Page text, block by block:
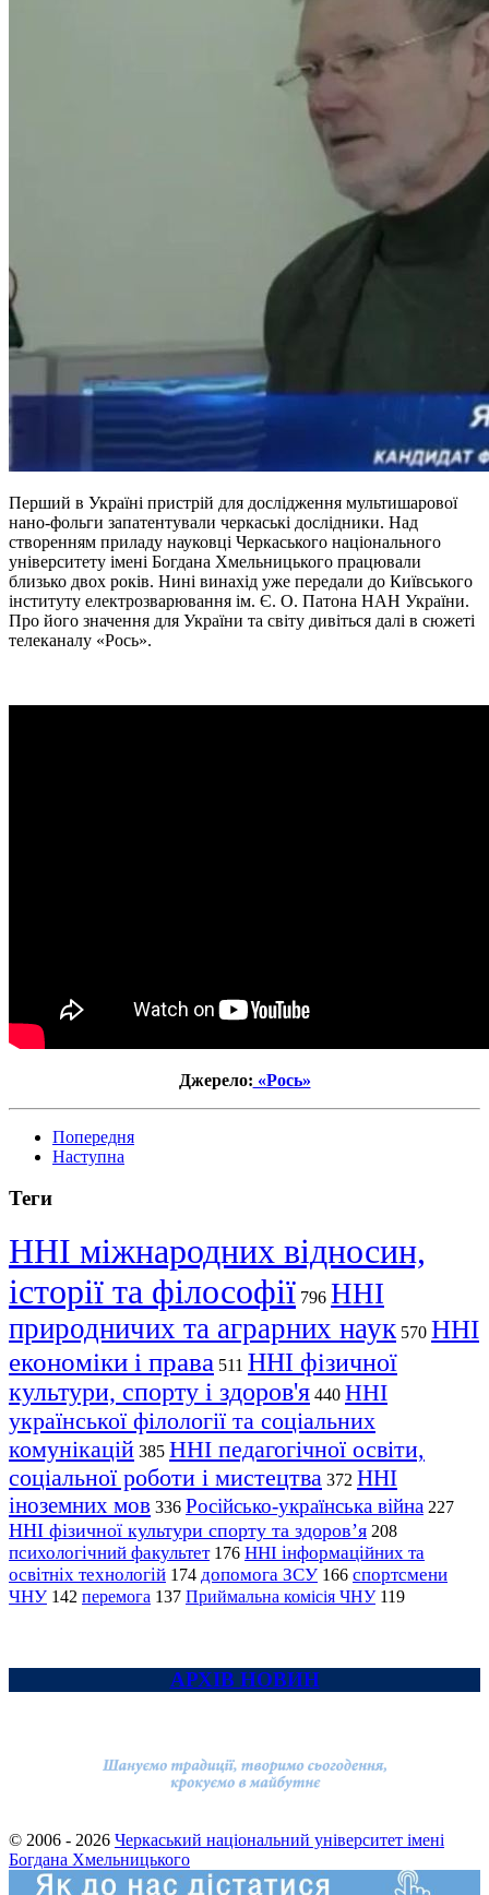
Перший в Україні пристрій для дослідження мультишарової
нано-фольги запатентували черкаські дослідники. Над
створенням приладу науковці Черкаського національного
університету імені Богдана Хмельницького працювали
близько двох років. Нині винахід уже передали до Київського
інституту електрозварювання ім. Є. О. Патона НАН України.
Про його значення для України та світу дивіться далі в сюжеті
телеканалу «Рось».
Джерело: «Рось»
Попередня
Наступна
Теги
ННІ міжнародних відносин,
історії та філософії 796 ННІ
природничих та аграрних наук 570 ННІ
економіки і права 511 ННІ фізичної
культури, спорту і здоров'я 440 ННІ
української філології та соціальних
комунікацій 385 ННІ педагогічної освіти,
соціальної роботи і мистецтва 372 ННІ
іноземних мов 336 Російсько-українська війна 227
ННІ фізичної культури спорту та здоров’я 208
психологічний факультет 176 ННІ інформаційних та
освітніх технологій 174 допомога ЗСУ 166 спортсмени
ЧНУ 142 перемога 137 Приймальна комісія ЧНУ 119
АРХІВ НОВИН
© 2006 - 2026 Черкаський національний університет імені
Богдана Хмельницького